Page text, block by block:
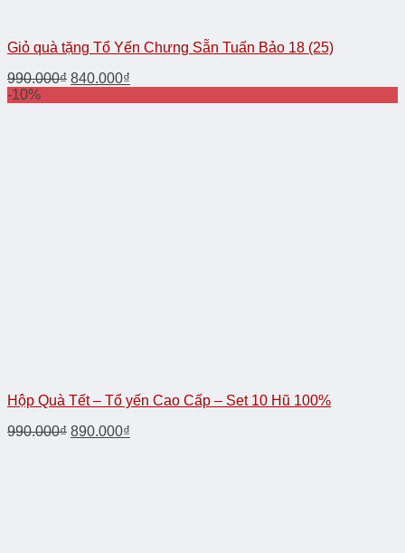
Giỏ quà tặng Tổ Yến Chưng Sẵn Tuấn Bảo 18 (25)
990.000₫ 840.000₫
-10%
Hộp Quà Tết – Tổ yến Cao Cấp – Set 10 Hũ 100%
990.000₫ 890.000₫